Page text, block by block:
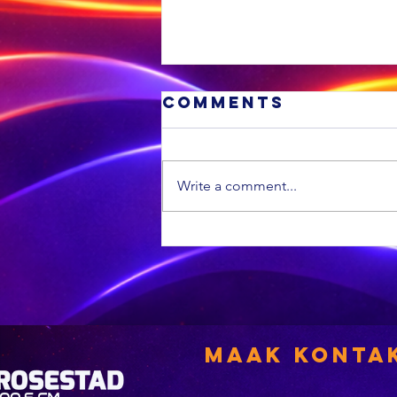
MIDDAG SPORT:
Die All Blacks
se terugkeer
rugbytradisie
herleef, dit is
Comments
Write a comment...
Maak